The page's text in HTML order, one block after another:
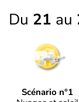
Du 21 au
Scénario n°1